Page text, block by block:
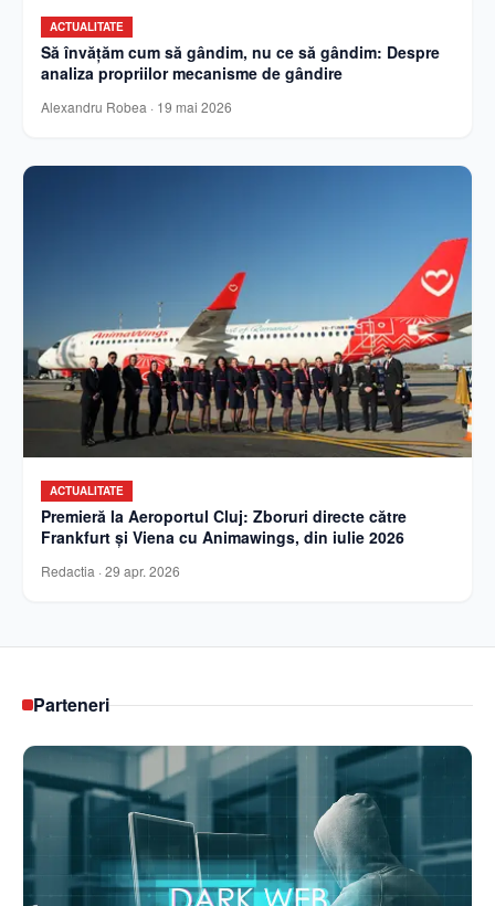
ACTUALITATE
Să învățăm cum să gândim, nu ce să gândim: Despre
analiza propriilor mecanisme de gândire
Alexandru Robea · 19 mai 2026
ACTUALITATE
Premieră la Aeroportul Cluj: Zboruri directe către
Frankfurt și Viena cu Animawings, din iulie 2026
Redactia · 29 apr. 2026
Parteneri